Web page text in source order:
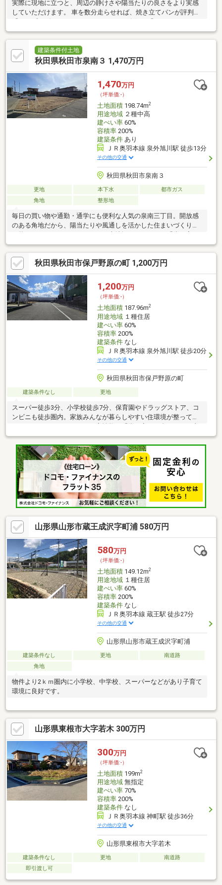
実際に現地に立つと、周辺の静けさや陽当たりの良さをより実感
していただけます。 車を数分走らせれば、焼き立てパンが評判の
ンカフェ」など、日常に彩りを添えてくれるお店が点在していま
す。 また、大型遊具や水遊び場がある「西公園」も近く、お子様
との休日も、移動の負担なく思いきり楽しめます。
建築条件付土地
秋田県秋田市泉南３ 1,470万円
1,470万円
（坪単価:-）
土地面積198.74m2
用途地域２種中高
建ぺい率60%
容積率200%
建築条件あり
ＪＲ奥羽本線 泉外旭川駅 徒歩13分
その他の交通
秋田県秋田市泉南３
更地 本下水
都市ガス
角地
整形地
毎日の買い物や通勤・通学にも便利な人気の泉南三丁目。開放感
のある角地だから、陽当たりや風通しを活かした住まいづくりが
による快適な住環境や資金計画までまとめてご提案。家を建てた
後も「この土地で良かった」と思える暮らしをご一緒に考えま
す。
秋田県秋田市保戸野原の町 1,200万円
1,200万円
（坪単価:-）
土地面積187.96m2
用途地域１種住居
建ぺい率60%
容積率200%
建築条件なし
ＪＲ奥羽本線 泉外旭川駅 徒歩20分
その他の交通
秋田県秋田市保戸野原の町
建築条件なし 更地
スーパー徒歩3分、小学校徒歩7分、保育園やドラッグストア、コ
ンビニも徒歩圏内。家族みんなが暮らしやすい住環境が整ってい
ます。むつみワールドでは、高性能な「炭の家」と合わせて、土
地・建物・資金計画までトータルでご提案。「住んでから良かっ
た」と思える家づくりをお手伝いします。
山形県山形市蔵王成沢字町浦 580万円
580万円
（坪単価:-）
土地面積149.12m2
用途地域１種住居
建ぺい率60%
容積率200%
建築条件なし
ＪＲ奥羽本線 蔵王駅 徒歩27分
その他の交通
山形県山形市蔵王成沢字町浦
建築条件なし 更地
南道路
角地
物件より2ｋｍ圏内に小学校、中学校、スーパーなどがあり子育て
環境に良好です。
山形県東根市大字若木 300万円
300万円
（坪単価:-）
土地面積199m2
用途地域無指定
建ぺい率70%
容積率200%
建築条件なし
ＪＲ奥羽本線 神町駅 徒歩36分
その他の交通
山形県東根市大字若木
建築条件なし 更地
南道路
即引渡し可